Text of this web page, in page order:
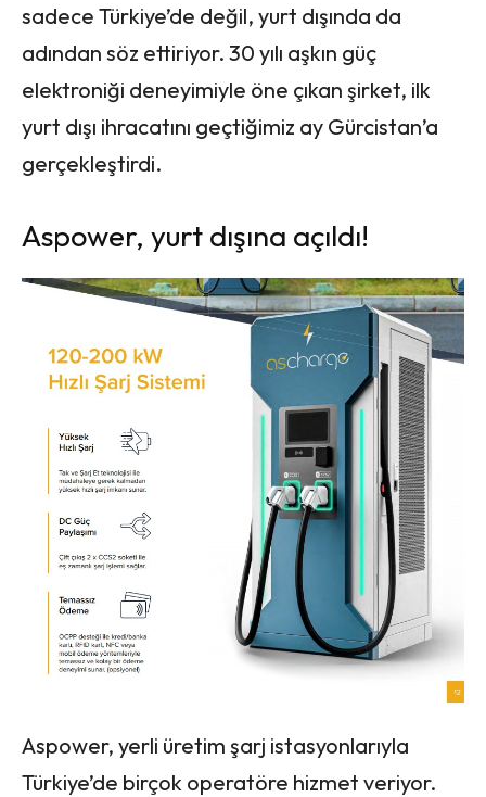
sadece Türkiye’de değil, yurt dışında da
adından söz ettiriyor. 30 yılı aşkın güç
elektroniği deneyimiyle öne çıkan şirket, ilk
yurt dışı ihracatını geçtiğimiz ay Gürcistan’a
gerçekleştirdi.
Aspower, yurt dışına açıldı!
Aspower, yerli üretim şarj istasyonlarıyla
Türkiye’de birçok operatöre hizmet veriyor.